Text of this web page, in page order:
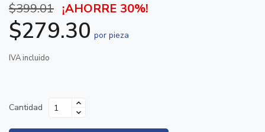
$399.01 ¡AHORRE 30%!
$279.30 por pieza
IVA incluido
Cantidad